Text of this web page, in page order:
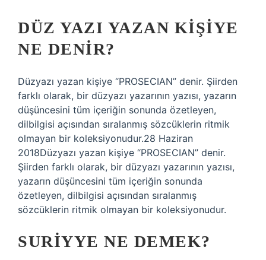
DÜZ YAZI YAZAN KIŞIYE
NE DENIR?
Düzyazı yazan kişiye “PROSECIAN” denir. Şiirden
farklı olarak, bir düzyazı yazarının yazısı, yazarın
düşüncesini tüm içeriğin sonunda özetleyen,
dilbilgisi açısından sıralanmış sözcüklerin ritmik
olmayan bir koleksiyonudur.28 Haziran
2018Düzyazı yazan kişiye “PROSECIAN” denir.
Şiirden farklı olarak, bir düzyazı yazarının yazısı,
yazarın düşüncesini tüm içeriğin sonunda
özetleyen, dilbilgisi açısından sıralanmış
sözcüklerin ritmik olmayan bir koleksiyonudur.
SURIYYE NE DEMEK?